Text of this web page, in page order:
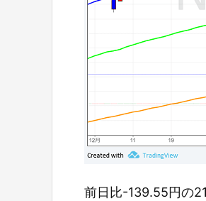
前日比-139.55円の